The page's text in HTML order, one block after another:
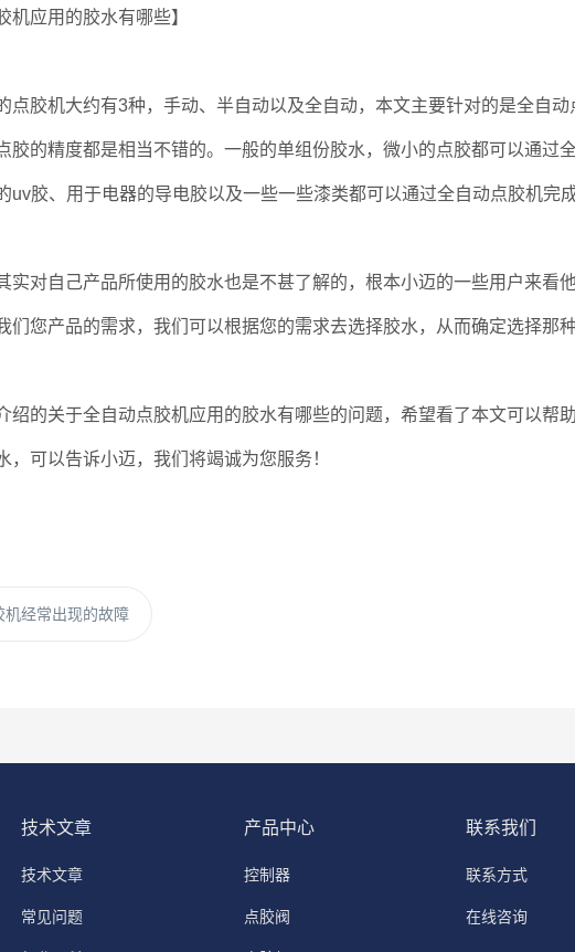
应用的胶水有哪些】
机大约有3种，手动、半自动以及全自动，本文主要针对的是全自动
胶的精度都是相当不错的。一般的单组份胶水，微小的点胶都可以通
uv胶、用于电器的导电胶以及一些一些漆类都可以通过全自动点胶机完
对自己产品所使用的胶水也是不甚了解的，根本小迈的一些用户来看
们您产品的需求，我们可以根据您的需求去选择胶水，从而确定选择那
的关于全自动点胶机应用的胶水有哪些的问题，希望看了本文可以帮
，可以告诉小迈，我们将竭诚为您服务！
机经常出现的故障
技术文章
技术文章
常见问题
产品中心
控制器
点胶阀
联系我们
联系方式
在线咨询